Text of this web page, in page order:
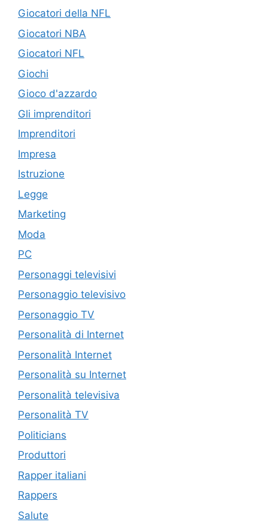
Giocatori della NFL
Giocatori NBA
Giocatori NFL
Giochi
Gioco d'azzardo
Gli imprenditori
Imprenditori
Impresa
Istruzione
Legge
Marketing
Moda
PC
Personaggi televisivi
Personaggio televisivo
Personaggio TV
Personalità di Internet
Personalità Internet
Personalità su Internet
Personalità televisiva
Personalità TV
Politicians
Produttori
Rapper italiani
Rappers
Salute